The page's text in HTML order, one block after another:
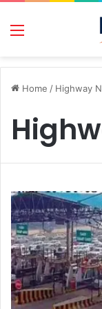
Menu
Home / Highway